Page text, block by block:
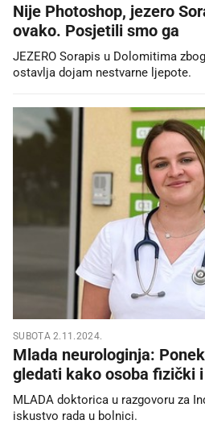
Nije Photoshop, jezero
ovako. Posjetili smo ga
JEZERO Sorapis u Dolomitima
ostavlja dojam nestvarne ljepote.
SUBOTA 2.11.2024.
Mlada neurologinja:
gledati kako osoba fizički
MLADA doktorica u razgovoru za
iskustvo rada u bolnici.